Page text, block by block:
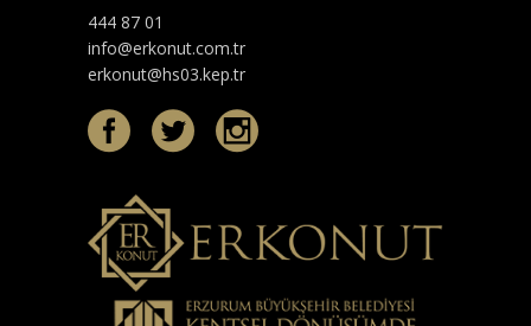
444 87 01
info@erkonut.com.tr
erkonut@hs03.kep.tr